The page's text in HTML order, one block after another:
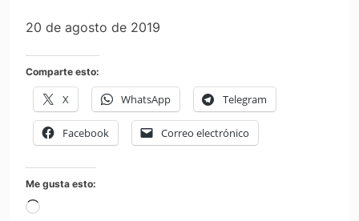
20 de agosto de 2019
Comparte esto:
X WhatsApp Telegram
Facebook Correo electrónico
Me gusta esto:
Cargando...